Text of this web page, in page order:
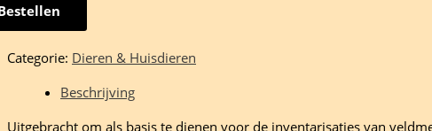
Categorie: Dieren & Huisdieren
Beschrijving
Uitgebracht om als basis te dienen voor de inventarisaties van